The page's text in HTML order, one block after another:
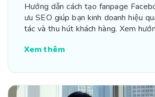
Hướng dẫn cách tạo fanpage
ưu SEO giúp bạn kinh doanh hiệu
tác và thu hút khách hàng. Xem
Xem thêm